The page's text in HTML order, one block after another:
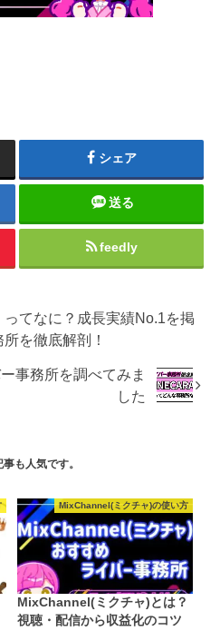
シェア
送る
feedly
ってなに？成長実績No.1を掲
を徹底解剖！
事務所を調べてみま
した
も人気です。
MixChannel(ミクチャ)の使い方
MixChannel(ミクチャ)とは？
視聴・配信から収益化のコツ